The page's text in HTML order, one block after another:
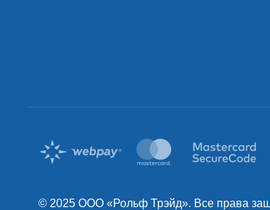
© 2025 OOO «Рольф Трэйд». Все права